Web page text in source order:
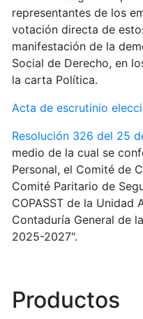
representantes de los
votación directa de
manifestación de la
Social de Derecho, en
la carta Política.
Acta de escrutinio
Resolución 326 del 25
medio de la cual se
Personal, el Comité de
Comité Paritario de
COPASST de la Unidad
Contaduría General de
2025-2027".
Productos